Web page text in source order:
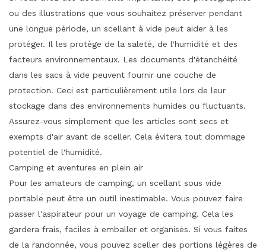
ou des illustrations que vous souhaitez préserver pendant
une longue période, un scellant à vide peut aider à les
protéger. Il les protège de la saleté, de l'humidité et des
facteurs environnementaux. Les documents d'étanchéité
dans les sacs à vide peuvent fournir une couche de
protection. Ceci est particulièrement utile lors de leur
stockage dans des environnements humides ou fluctuants.
Assurez-vous simplement que les articles sont secs et
exempts d'air avant de sceller. Cela évitera tout dommage
potentiel de l'humidité.
Camping et aventures en plein air
Pour les amateurs de camping, un scellant sous vide
portable peut être un outil inestimable. Vous pouvez faire
passer l'aspirateur pour un voyage de camping. Cela les
gardera frais, faciles à emballer et organisés. Si vous faites
de la randonnée, vous pouvez sceller des portions légères de